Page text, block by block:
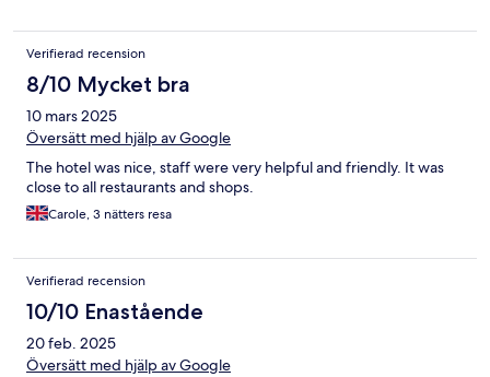
Verifierad recension
8/10 Mycket bra
10 mars 2025
Översätt med hjälp av Google
The hotel was nice, staff were very helpful and friendly. It was
close to all restaurants and shops.
Carole, 3 nätters resa
Verifierad recension
10/10 Enastående
20 feb. 2025
Översätt med hjälp av Google